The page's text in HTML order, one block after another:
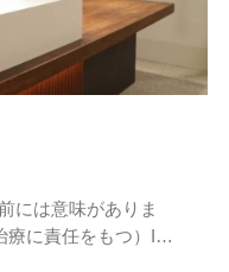
には意味がありま
療に責任をもつ）I：